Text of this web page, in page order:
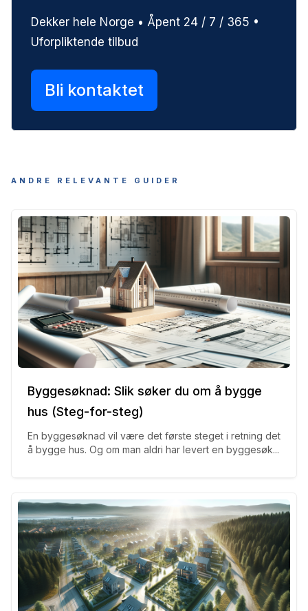
Dekker hele Norge • Åpent 24 / 7 / 365 •
Uforpliktende tilbud
Bli kontaktet
ANDRE RELEVANTE GUIDER
Byggesøknad: Slik søker du om å bygge
hus (Steg-for-steg)
En byggesøknad vil være det første steget i retning det
å bygge hus. Og om man aldri har levert en byggesøk...